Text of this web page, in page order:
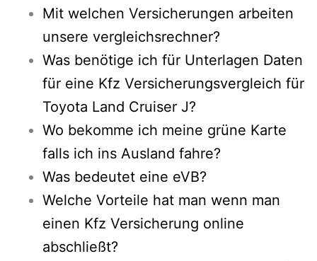
Mit welchen Versicherungen arbeiten
unsere vergleichsrechner?
Was benötige ich für Unterlagen Daten
für eine Kfz Versicherungsvergleich für
Toyota Land Cruiser J?
Wo bekomme ich meine grüne Karte
falls ich ins Ausland fahre?
Was bedeutet eine eVB?
Welche Vorteile hat man wenn man
einen Kfz Versicherung online
abschließt?